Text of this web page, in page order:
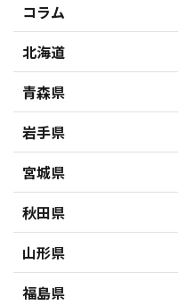
コラム
北海道
青森県
岩手県
宮城県
秋田県
山形県
福島県